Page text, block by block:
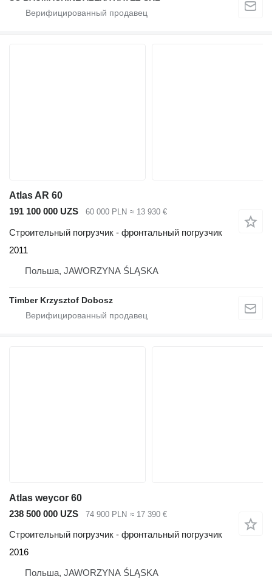
Atlas AR 60
191 100 000 UZS
60 000 PLN ≈ 13 930 €
Строительный погрузчик - фронтальный погрузчик
2011
Польша, JAWORZYNA ŚLĄSKA
Timber Krzysztof Dobosz
Atlas weycor 60
238 500 000 UZS
74 900 PLN ≈ 17 390 €
Строительный погрузчик - фронтальный погрузчик
2016
Польша, JAWORZYNA ŚLĄSKA